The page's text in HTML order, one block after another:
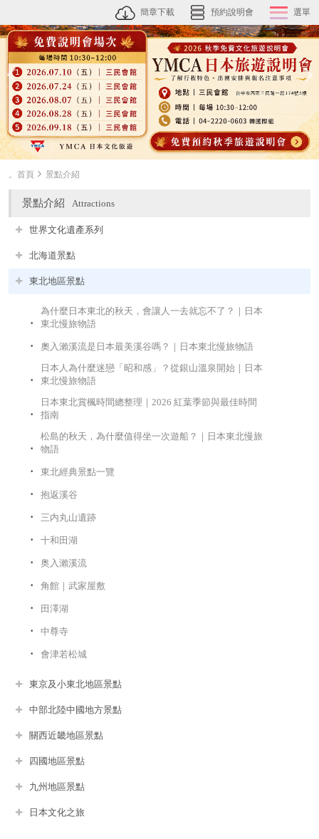
簡章下載 預約說明會 選單
。首頁 景點介紹
景點介紹 Attractions
世界文化遺產系列
北海道景點
東北地區景點
為什麼日本東北的秋天，會讓人一去就忘不了？｜日本
東北慢旅物語
奧入瀨溪流是日本最美溪谷嗎？｜日本東北慢旅物語
日本人為什麼迷戀「昭和感」？從銀山溫泉開始｜日本
東北慢旅物語
日本東北賞楓時間總整理｜2026 紅葉季節與最佳時間
指南
松島的秋天，為什麼值得坐一次遊船？｜日本東北慢旅
物語
東北經典景點一覽
抱返溪谷
三内丸山遺跡
十和田湖
奥入瀨溪流
角館｜武家屋敷
田澤湖
中尊寺
會津若松城
東京及小東北地區景點
中部北陸中國地方景點
關西近畿地區景點
四國地區景點
九州地區景點
日本文化之旅